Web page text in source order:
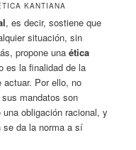
KANTIANA
, es decir, sostiene que
situación, sin
propone unaética
es la finalidad de la
Por ello, no
mandatos son
obligación racional, y
se da la norma a sí